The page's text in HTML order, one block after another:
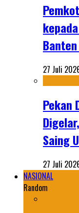
27 Juli
Pekan
Saing
27 Juli
NASIONAL
Random